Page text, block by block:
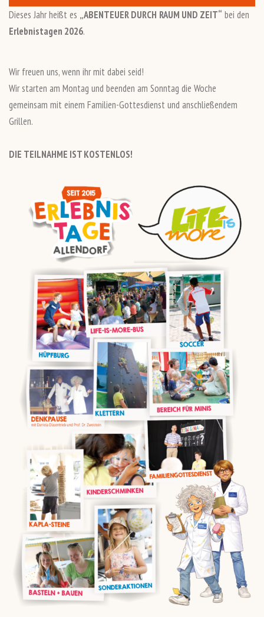
Dieses Jahr heißt es „ABENTEUER DURCH RAUM UND ZEIT“ bei den
Erlebnistagen 2026.
Wir freuen uns, wenn ihr mit dabei seid!
Wir starten am Montag und beenden am Sonntag die Woche
gemeinsam mit einem Familien-Gottesdienst und anschließendem
Grillen.
DIE TEILNAHME IST KOSTENLOS!